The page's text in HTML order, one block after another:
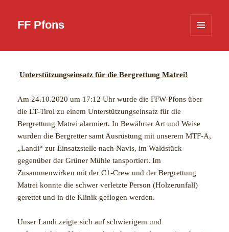
FF Pfons
WIDGETS
Unterstützungseinsatz für die Bergrettung Matrei!
Am 24.10.2020 um 17:12 Uhr wurde die FFW-Pfons über
die LT-Tirol zu einem Unterstützungseinsatz für die
Bergrettung Matrei alarmiert. In Bewährter Art und Weise
wurden die Bergretter samt Ausrüstung mit unserem MTF-A,
„Landi“ zur Einsatzstelle nach Navis, im Waldstück
gegenüber der Grüner Mühle tansportiert. Im
Zusammenwirken mit der C1-Crew und der Bergrettung
Matrei konnte die schwer verletzte Person (Holzerunfall)
gerettet und in die Klinik geflogen werden.
Unser Landi zeigte sich auf schwierigem und